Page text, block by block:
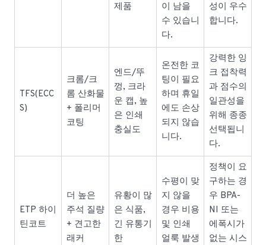
제품
이 남을
수 있습니
다.
성이 우수
합니다.
TFS(ECC
S)
크롬/크
롬 산화물
+ 폴리머
코팅
엔드/뚜
껑, 크라
운 캡, 높
은 인쇄
충실도
온전한 코
팅이 필요
하며 휴일
에도 손상
되지 않습
니다.
강력한 잉
크 접착력
과 점수의
일관성을
위해 종종
선택됩니
다.
ETP 하이
틴코트
더 높은
주석 질량
+ 견고한
래커
유황이 많
은 식품,
긴 유통기
한
수평이 맞
지 않을
경우 비용
및 인쇄
얼룩 발생
정책이 요
구하는 경
우 BPA-
NI 또는
에폭시가
없는 시스